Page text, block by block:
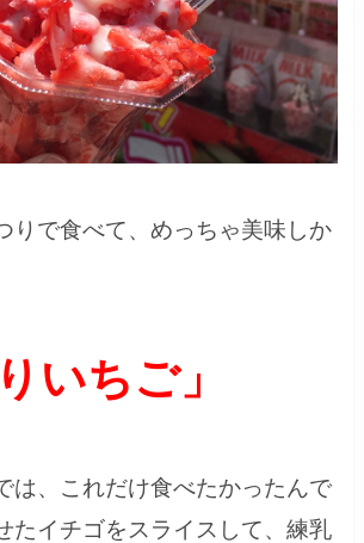
りで食べて、めっちゃ美味しか
いちご」
は、これだけ食べたかったんで
たイチゴをスライスして、練乳